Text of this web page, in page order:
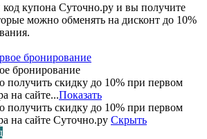
купона Суточно.ру и вы получите
можно обменять на дисконт до 10%
бронирование
скидку до 10% при первом
на сайте...Показать
скидку до 10% при первом
на сайте Суточно.ру Скрыть